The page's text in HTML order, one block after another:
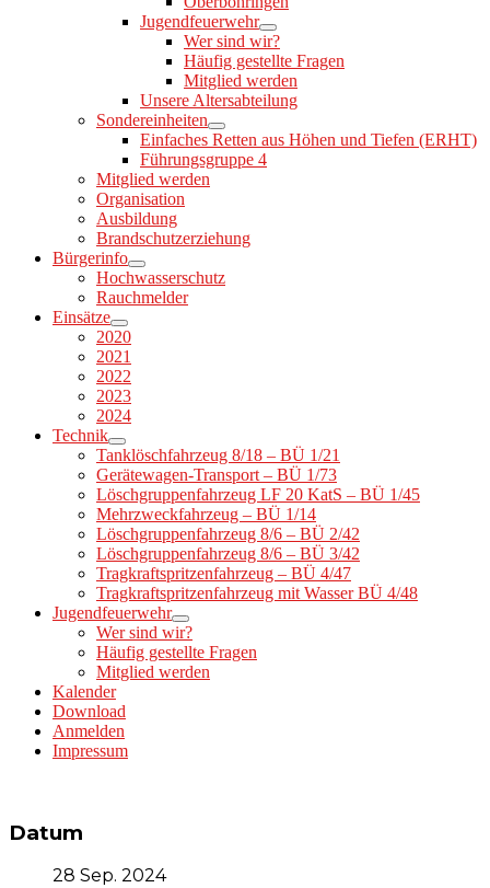
Jugendfeuerwehr
Wer sind wir?
Häufig gestellte Fragen
Mitglied werden
Unsere Altersabteilung
Sondereinheiten
Einfaches Retten aus Höhen und Tiefen (ERHT)
Führungsgruppe 4
Mitglied werden
Organisation
Ausbildung
Brandschutzerziehung
Bürgerinfo
Hochwasserschutz
Rauchmelder
Einsätze
2020
2021
2022
2023
2024
Technik
Tanklöschfahrzeug 8/18 – BÜ 1/21
Gerätewagen-Transport – BÜ 1/73
Löschgruppenfahrzeug LF 20 KatS – BÜ 1/45
Mehrzweckfahrzeug – BÜ 1/14
Löschgruppenfahrzeug 8/6 – BÜ 2/42
Löschgruppenfahrzeug 8/6 – BÜ 3/42
Tragkraftspritzenfahrzeug – BÜ 4/47
Tragkraftspritzenfahrzeug mit Wasser BÜ 4/48
Jugendfeuerwehr
Wer sind wir?
Häufig gestellte Fragen
Mitglied werden
Kalender
Download
Anmelden
Impressum
Datum
28 Sep. 2024